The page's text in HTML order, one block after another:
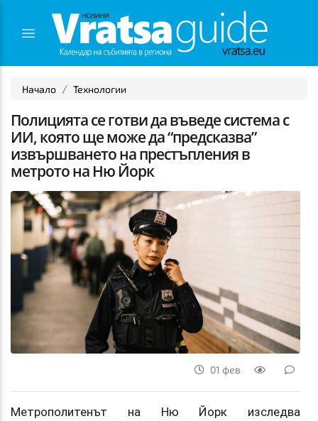
Начало Технологии
Полицията се готви да въведе система с
ИИ, която ще може да “предсказва”
извършването на престъпления в
метрото на Ню Йорк
01 фев
Метрополитенът на Ню Йорк изследва